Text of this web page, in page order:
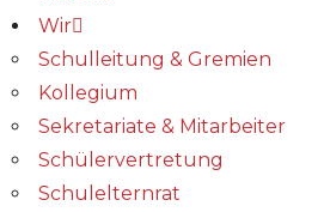
Wir
Schulleitung & Gremien
Kollegium
Sekretariate & Mitarbeiter
Schülervertretung
Schulelternrat